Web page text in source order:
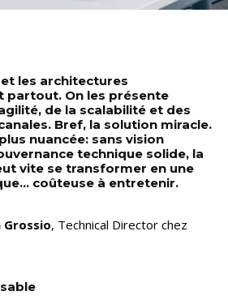
et les architectures
partout. On les présente
de la scalabilité et des
Bref, la solution miracle.
nuancée: sans vision
technique solide, la
vite se transformer en une
coûteuse à entretenir.
Grossio, Technical Director chez